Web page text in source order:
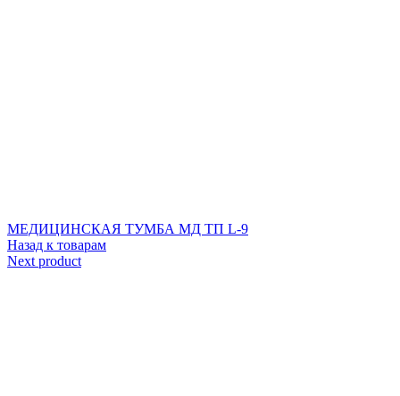
МЕДИЦИНСКАЯ ТУМБА МД ТП L-9
Назад к товарам
Next product